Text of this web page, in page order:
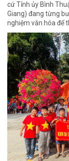
cứ Tỉnh ủy Bình
Giang) đang từng
nghiệm văn hóa để